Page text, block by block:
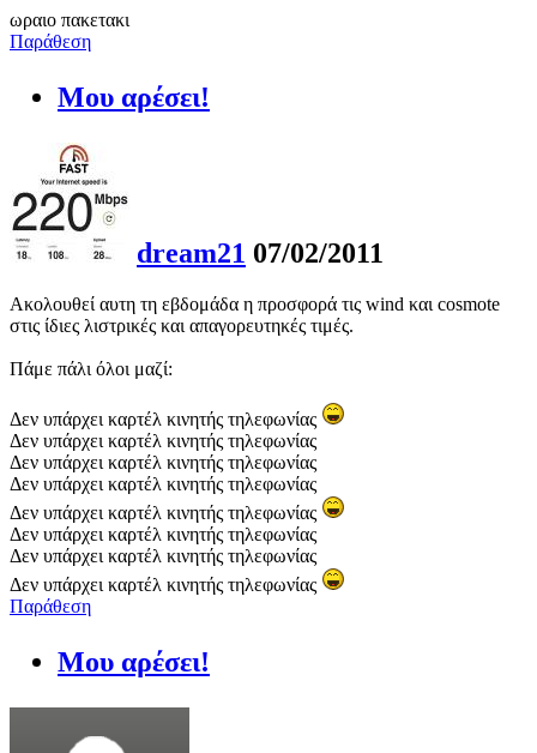
ωραιο πακετακι
Παράθεση
Μου αρέσει!
dream21 07/02/2011
Ακολουθεί αυτη τη εβδομάδα η προσφορά τις wind και cosmote
στις ίδιες λιστρικές και απαγορευτηκές τιμές.
Πάμε πάλι όλοι μαζί:
Δεν υπάρχει καρτέλ κινητής τηλεφωνίας
Δεν υπάρχει καρτέλ κινητής τηλεφωνίας
Δεν υπάρχει καρτέλ κινητής τηλεφωνίας
Δεν υπάρχει καρτέλ κινητής τηλεφωνίας
Δεν υπάρχει καρτέλ κινητής τηλεφωνίας
Δεν υπάρχει καρτέλ κινητής τηλεφωνίας
Δεν υπάρχει καρτέλ κινητής τηλεφωνίας
Δεν υπάρχει καρτέλ κινητής τηλεφωνίας
Παράθεση
Μου αρέσει!